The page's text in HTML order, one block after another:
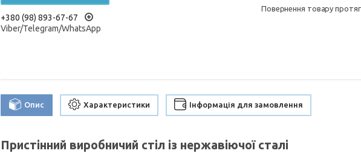
+380 (98) 893-67-67
Viber/Telegram/WhatsApp
повернення товару
Опис Характеристики Інформація для замовлення
Пристінний виробничий стіл із нержавіючої сталі